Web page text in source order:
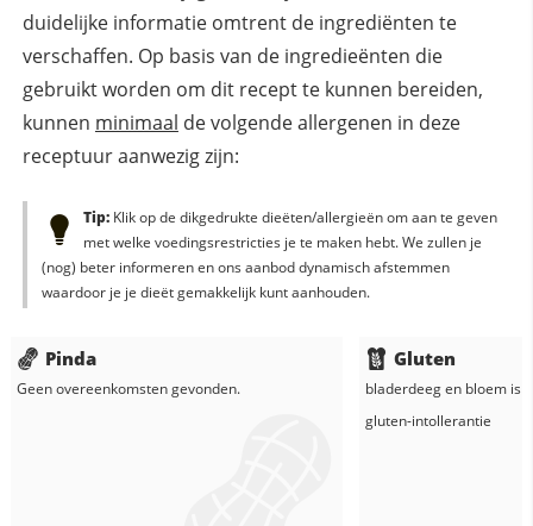
duidelijke informatie omtrent de ingrediënten te
verschaffen. Op basis van de ingredieënten die
gebruikt worden om dit recept te kunnen bereiden,
kunnen minimaal de volgende allergenen in deze
receptuur aanwezig zijn:
Tip:Klik op de dikgedrukte dieëten/allergieën om aan te geven
met welke voedingsrestricties je te maken hebt. We zullen je
(nog) beter informeren en ons aanbod dynamisch afstemmen
waardoor je je dieët gemakkelijk kunt aanhouden.
Pinda
Geen overeenkomsten gevonden.
Gluten
bladerdeegen bloemis
gluten-intollerantie